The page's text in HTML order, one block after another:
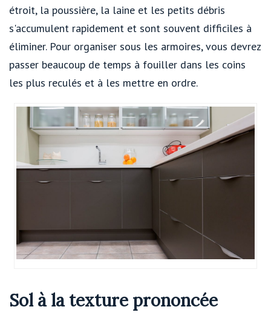
étroit, la poussière, la laine et les petits débris
s'accumulent rapidement et sont souvent difficiles à
éliminer. Pour organiser sous les armoires, vous devrez
passer beaucoup de temps à fouiller dans les coins
les plus reculés et à les mettre en ordre.
Sol à la texture prononcée